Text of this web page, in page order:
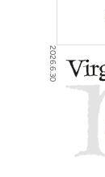
2026.6.30